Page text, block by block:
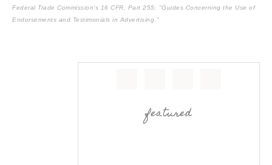
Federal Trade Commission's 16 CFR, Part 255: "Guides Concerning the Use of
Endorsements and Testimonials in Advertising."
featured